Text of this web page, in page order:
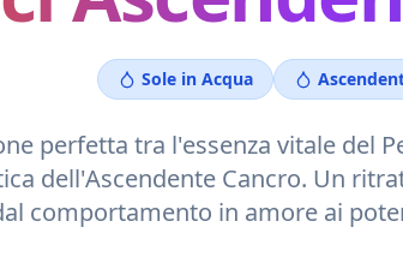
Sole in Acqua
perfetta tra l'essenza vitale del
dell'Ascendente Cancro. Un
comportamento in amore ai